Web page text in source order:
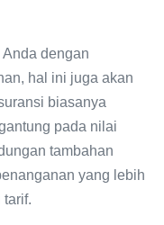
dengan
hal ini juga akan
biasanya
pada nilai
tambahan
yang lebih
tarif.